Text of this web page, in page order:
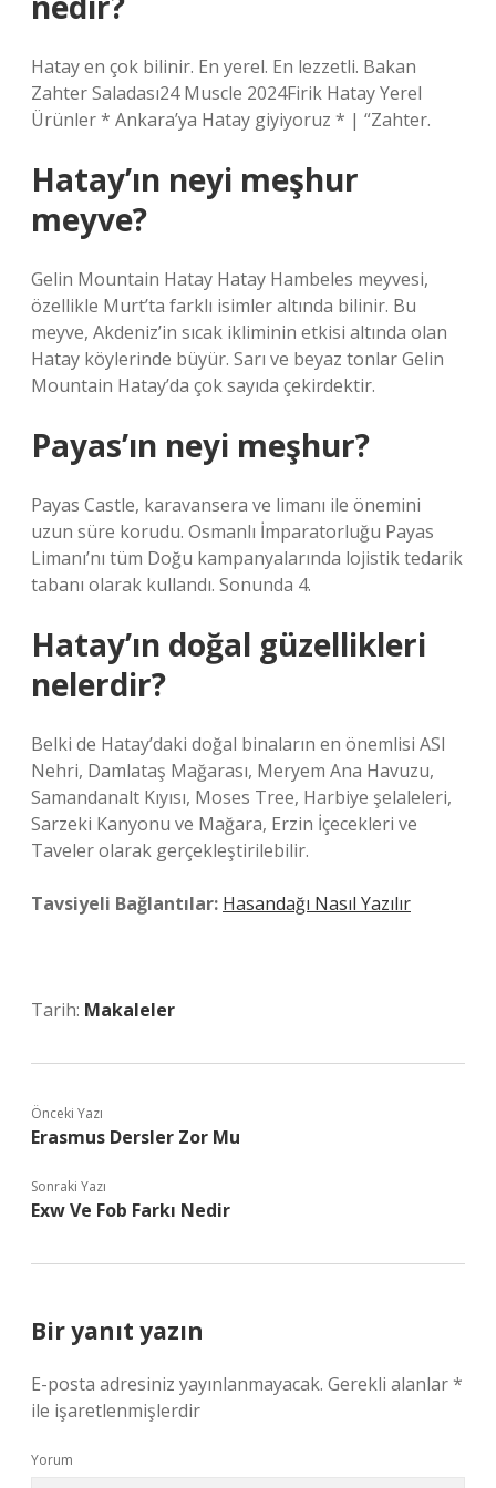
Hatay en çok bilinir. En yerel. En lezzetli. Bakan
Zahter Saladası24 Muscle 2024Firik Hatay Yerel
Ürünler * Ankara’ya Hatay giyiyoruz * | “Zahter.
Hatay’ın neyi meşhur
meyve?
Gelin Mountain Hatay Hatay Hambeles meyvesi,
özellikle Murt’ta farklı isimler altında bilinir. Bu
meyve, Akdeniz’in sıcak ikliminin etkisi altında olan
Hatay köylerinde büyür. Sarı ve beyaz tonlar Gelin
Mountain Hatay’da çok sayıda çekirdektir.
Payas’ın neyi meşhur?
Payas Castle, karavansera ve limanı ile önemini
uzun süre korudu. Osmanlı İmparatorluğu Payas
Limanı’nı tüm Doğu kampanyalarında lojistik tedarik
tabanı olarak kullandı. Sonunda 4.
Hatay’ın doğal güzellikleri
nelerdir?
Belki de Hatay’daki doğal binaların en önemlisi ASI
Nehri, Damlataş Mağarası, Meryem Ana Havuzu,
Samandanalt Kıyısı, Moses Tree, Harbiye şelaleleri,
Sarzeki Kanyonu ve Mağara, Erzin İçecekleri ve
Taveler olarak gerçekleştirilebilir.
Tavsiyeli Bağlantılar: Hasandağı Nasıl Yazılır
Tarih: Makaleler
Önceki Yazı
Erasmus Dersler Zor Mu
Sonraki Yazı
Exw Ve Fob Farkı Nedir
Bir yanıt yazın
E-posta adresiniz yayınlanmayacak. Gerekli alanlar*
ile işaretlenmişlerdir
Yorum